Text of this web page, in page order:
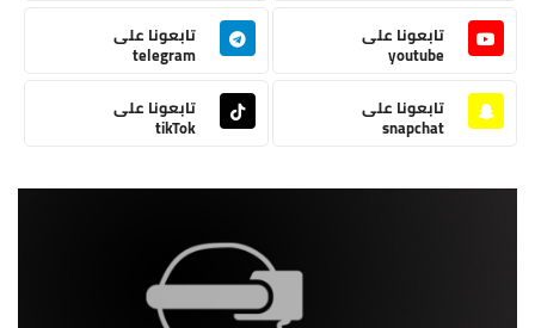
تابعونا على
youtube
تابعونا على
telegram
تابعونا على
snapchat
تابعونا على
tikTok